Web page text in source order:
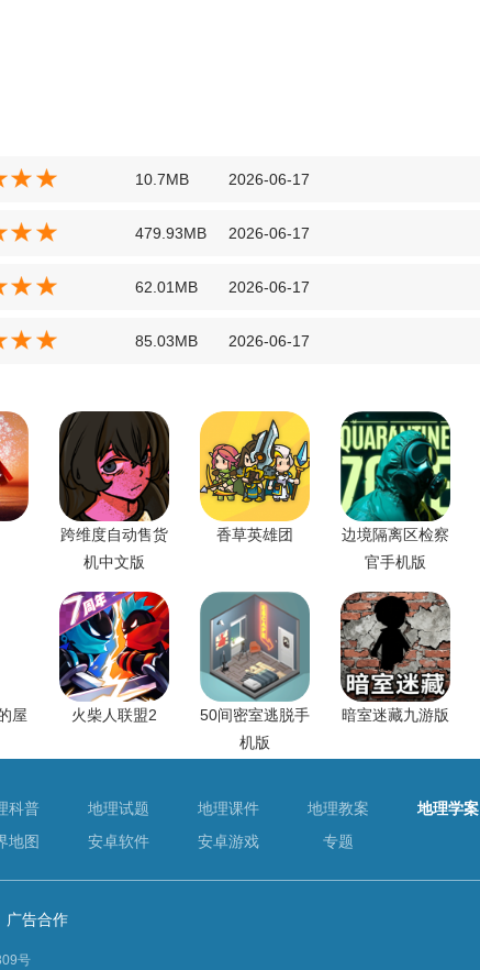
10.7MB 2026-06-17
479.93MB 2026-06-17
62.01MB 2026-06-17
85.03MB 2026-06-17
跨维度自动售货
机中文版
香草英雄团
边境隔离区检察
官手机版
屋
火柴人联盟2
50间密室逃脱手
机版
暗室迷藏九游版
科普 地理试题 地理课件 地理教案 地理学案
地图 安卓软件 安卓游戏 专题
广告合作
号